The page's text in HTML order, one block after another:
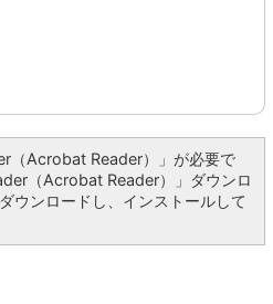
（Acrobat Reader）」が必要で
（Acrobat Reader）」ダウンロ
ウンロードし、インストールして